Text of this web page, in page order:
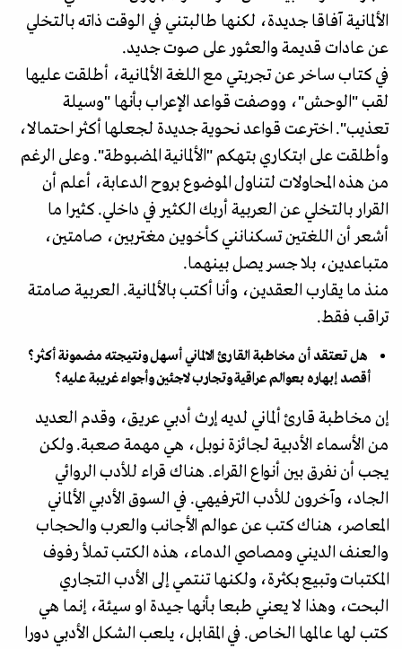
الألمانية آفاقا جديدة، لكنها طالبتني في الوقت ذاته بالتخلي
عن عادات قديمة والعثور على صوت جديد.
في كتاب ساخر عن تجربتي مع اللغة الألمانية، أطلقت عليها
لقب "الوحش"، ووصفت قواعد الإعراب بأنها "وسيلة
تعذيب". اخترعت قواعد نحوية جديدة لجعلها أكثر احتمالا،
وأطلقت على ابتكاري بتهكم "الألمانية المضبوطة". وعلى الرغم
من هذه المحاولات لتناول الموضوع بروح الدعابة، أعلم أن
القرار بالتخلي عن العربية أربك الكثير في داخلي. كثيرا ما
أشعر أن اللغتين تسكنانني كأخوين مغتربين، صامتين،
متباعدين، بلا جسر يصل بينهما.
منذ ما يقارب العقدين، وأنا أكتب بالألمانية. العربية صامتة
تراقب فقط.
هل تعتقد أن مخاطبة القارئ الالماني أسهل ونتيجته مضمونة أكثر؟
أقصد إبهاره بعوالم عراقية وتجارب لاجئين وأجواء غريبة عليه؟
إن مخاطبة قارئ ألماني لديه إرث أدبي عريق، وقدم العديد
من الأسماء الأدبية لجائزة نوبل، هي مهمة صعبة. ولكن
يجب أن نفرق بين أنواع القراء. هناك قراء للأدب الروائي
الجاد، وآخرون للأدب الترفيهي. في السوق الأدبي الألماني
المعاصر، هناك كتب عن عوالم الأجانب والعرب والحجاب
والعنف الديني ومصاصي الدماء، هذه الكتب تملأ رفوف
المكتبات وتبيع بكثرة، ولكنها تنتمي إلى الأدب التجاري
البحت، وهذا لا يعني طبعا بأنها جيدة او سيئة، إنما هي
كتب لها عالمها الخاص. في المقابل، يلعب الشكل الأدبي دورا